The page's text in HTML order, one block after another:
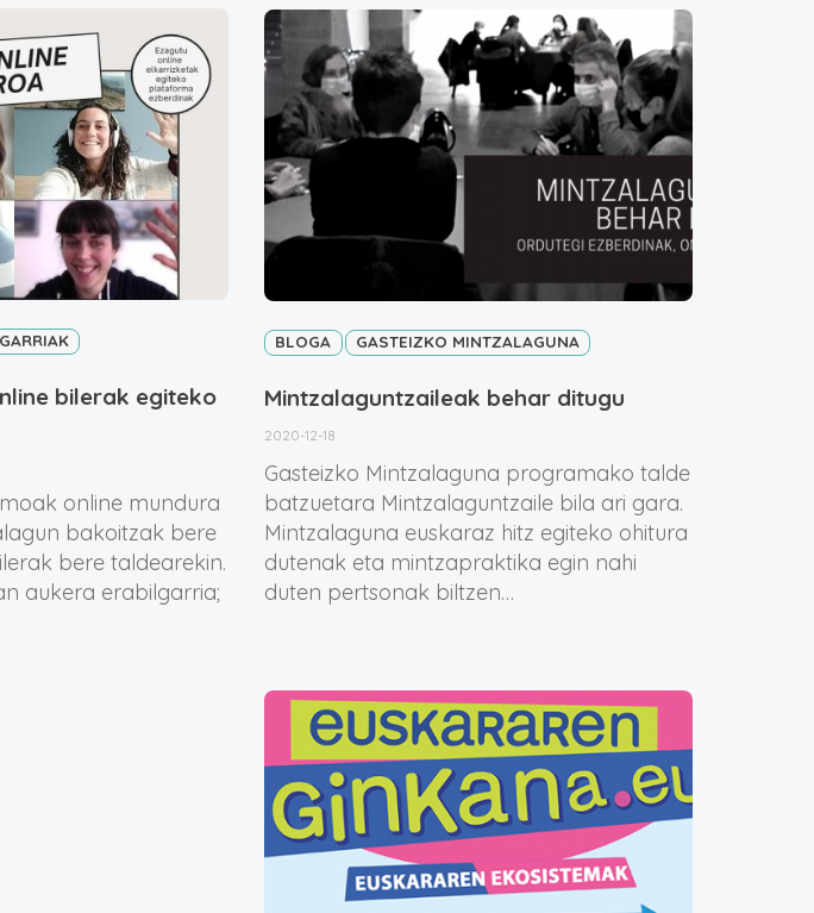
bilerak egiteko
online mundura
bakoitzak bere
bere taldearekin.
aukera erabilgarria;
BLOGA GASTEIZKO MINTZALAGUNA
Mintzalaguntzaileak behar ditugu
2020-12-18
Gasteizko Mintzalaguna programako talde
batzuetara Mintzalaguntzaile bila ari gara.
Mintzalaguna euskaraz hitz egiteko ohitura
dutenak eta mintzapraktika egin nahi
duten pertsonak biltzen…